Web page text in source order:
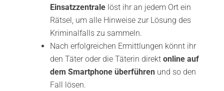
Einsatzzentrale löst ihr an jedem Ort ein
Rätsel, um alle Hinweise zur Lösung des
Kriminalfalls zu sammeln.
Nach erfolgreichen Ermittlungen könnt ihr
den Täter oder die Täterin direkt online auf
dem Smartphone überführen und so den
Fall lösen.